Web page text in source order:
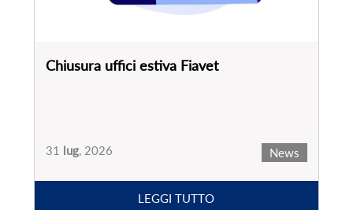
Chiusura uffici estiva Fiavet
31 lug, 2026 News
LEGGI TUTTO